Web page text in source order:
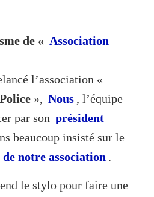
de « Association
l’association «
», Nous , l’équipe
par son président
beaucoup insisté sur le
notre association .
le stylo pour faire une